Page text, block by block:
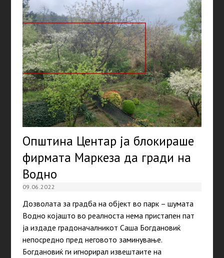
Општина Центар ја блокираше
фирмата Маркеза да гради на
Водно
09.06.2022
Дозволата за градба на објект во парк – шумата
Водно којашто во реалноста нема пристапен пат
ја издаде градоначалникот Саша Богдановиќ
непосредно пред неговото заминување.
Богдановиќ ги игнорирал извештаите на